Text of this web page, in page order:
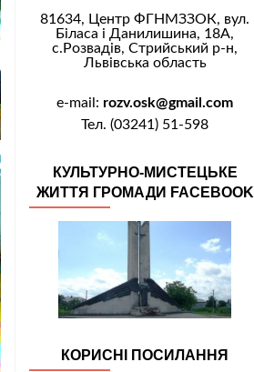
81634, Центр ФГНМЗЗОК, вул.
Біласа і Данилишина, 18А,
с.Розвадів, Стрийський р-н,
Львівська область
e-mail: rozv.osk@gmail.com
Тел. (03241) 51-598
КУЛЬТУРНО-МИСТЕЦЬКЕ
ЖИТТЯ ГРОМАДИ FACEBOOK
КОРИСНІ ПОСИЛАННЯ